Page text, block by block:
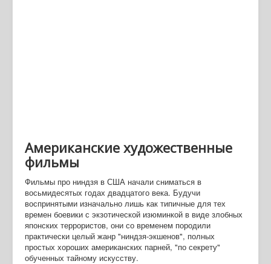
Американские художественные
фильмы
Фильмы про ниндзя в США начали сниматься в
восьмидесятых годах двадцатого века. Будучи
воспринятыми изначально лишь как типичные для тех
времен боевики с экзотической изюминкой в виде злобных
японских террористов, они со временем породили
практически целый жанр "ниндзя-экшенов", полных
простых хороших американских парней, "по секрету"
обученных тайному искусству.